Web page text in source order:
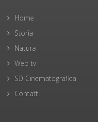
Home
Storia
Natura
Web tv
SD Cinematografica
Contatti